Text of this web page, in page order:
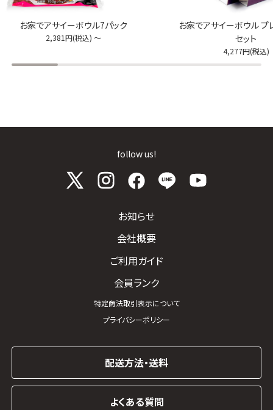
お家でアサイーボウル7パック
2,381円(税込) ～
お家でアサイーボウル プ
セット
4,277円(税込)
follow us!
お知らせ
会社概要
ご利用ガイド
会員ランク
特定商法取引表示について
プライバシーポリシー
配送方法・送料
よくある質問